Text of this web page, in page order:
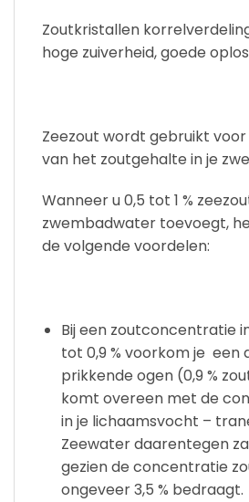
Zoutkristallen
hoge zuiverheid, goede
Zeezout wordt gebruikt
van het zoutgehalte in je
Wanneer u 0,5 tot 1 %
zwembadwater toevoegt,
de volgende voordelen:
Bij een zoutconcentratie
tot 0,9 % voorkom je een
prikkende ogen (0,9 %
komt overeen met de
in je lichaamsvocht –
Zeewater daarentegen
gezien de concentratie
ongeveer 3,5 % bedraagt.